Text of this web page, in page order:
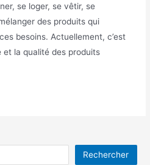
se loger, se vêtir, se
des produits qui
besoins. Actuellement, c’est
et la qualité des produits
Rechercher